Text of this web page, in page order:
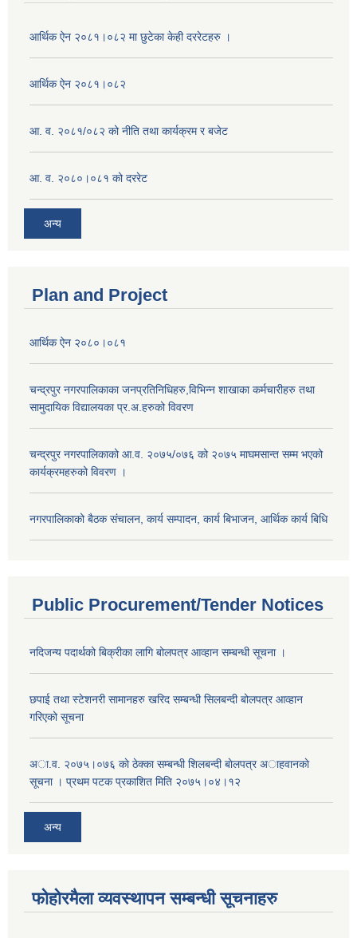
आर्थिक ऐन २०८१।०८२ मा छुटेका केही दररेटहरु ।
आर्थिक ऐन २०८१।०८२
आ. व. २०८१/०८२ को नीति तथा कार्यक्रम र बजेट
आ. व. २०८०।०८१ को दररेट
अन्य
Plan and Project
आर्थिक ऐन २०८०।०८१
चन्द्रपुर नगरपालिकाका जनप्रतिनिधिहरु,विभिन्न शाखाका कर्मचारीहरु तथा
सामुदायिक विद्यालयका प्र.अ.हरुको विवरण
चन्द्रपुर नगरपालिकाको आ.व. २०७५/०७६ को २०७५ माघमसान्त सम्म भएको
कार्यक्रमहरुको विवरण ।
नगरपालिकाको बैठक संचालन, कार्य सम्पादन, कार्य बिभाजन, आर्थिक कार्य बिधि
Public Procurement/Tender Notices
नदिजन्य पदार्थको बिक्रीका लागि बोलपत्र आव्हान सम्बन्धी सूचना ।
छपाई तथा स्टेशनरी सामानहरु खरिद सम्बन्धी सिलबन्दी बोलपत्र आव्हान
गरिएको सूचना
अा.व. २०७५।०७६ काे ठेक्का सम्बन्धी शिलबन्दी बाेलपत्र अाहवानकाे
सूचना । प्रथम पटक प्रकाशित मिति २०७५।०४।१२
अन्य
फोहोरमैला व्यवस्थापन सम्बन्धी सूचनाहरु